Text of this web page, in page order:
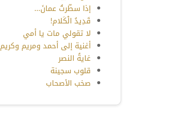
إذا سطّرتُ عمانَ...
قَدِيدُ الْكَلام!
لا تقولي مات يا أمي
أغنية إلى أحمد ومريم وكريم
غايةُ النصر
قلوب سجينة
صخب الأصحاب